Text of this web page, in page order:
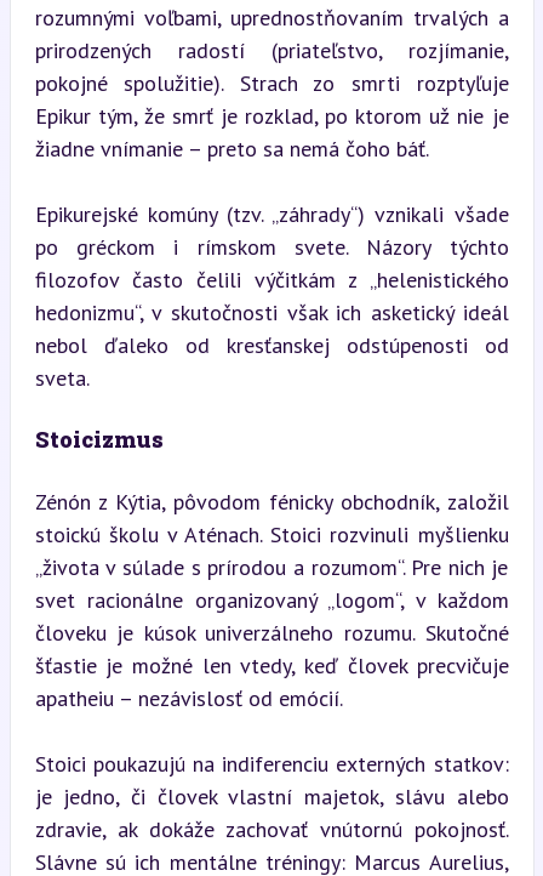
rozumnými voľbami, uprednostňovaním trvalých a
prirodzených radostí (priateľstvo, rozjímanie,
pokojné spolužitie). Strach zo smrti rozptyľuje
Epikur tým, že smrť je rozklad, po ktorom už nie je
žiadne vnímanie – preto sa nemá čoho báť.
Epikurejské komúny (tzv. „záhrady“) vznikali všade
po gréckom i rímskom svete. Názory týchto
filozofov často čelili výčitkám z „helenistického
hedonizmu“, v skutočnosti však ich asketický ideál
nebol ďaleko od kresťanskej odstúpenosti od
sveta.
Stoicizmus
Zénón z Kýtia, pôvodom fénicky obchodník, založil
stoickú školu v Aténach. Stoici rozvinuli myšlienku
„života v súlade s prírodou a rozumom“. Pre nich je
svet racionálne organizovaný „logom“, v každom
človeku je kúsok univerzálneho rozumu. Skutočné
šťastie je možné len vtedy, keď človek precvičuje
apatheiu – nezávislosť od emócií.
Stoici poukazujú na indiferenciu externých statkov:
je jedno, či človek vlastní majetok, slávu alebo
zdravie, ak dokáže zachovať vnútornú pokojnosť.
Slávne sú ich mentálne tréningy: Marcus Aurelius,